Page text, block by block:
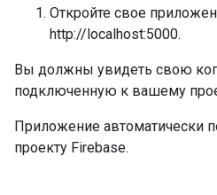
Откройте свое
http://localhost:5000.
Вы должны увидеть свою
подключенную к вашему
Приложение автоматически
проекту Firebase.